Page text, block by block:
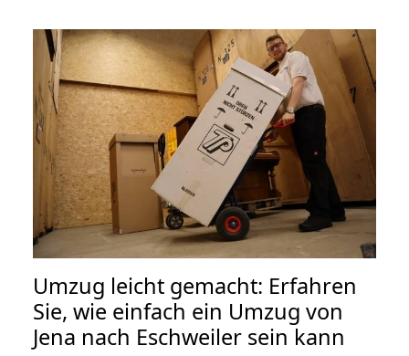
Umzug leicht gemacht: Erfahren
Sie, wie einfach ein Umzug von
Jena nach Eschweiler sein kann